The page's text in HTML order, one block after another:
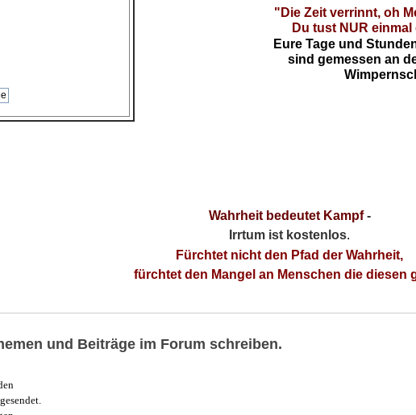
"Die Zeit verrinnt, oh
Du tust NUR
Eure Tage und
sind gemessen an
Wahrheit bedeutet Kampf-
Irrtum ist kostenlos.
Fürchtet nicht den Pfad der Wahrheit,
fürchtet den Mangel an Menschen die diesen
und Beiträge im Forum schreiben.